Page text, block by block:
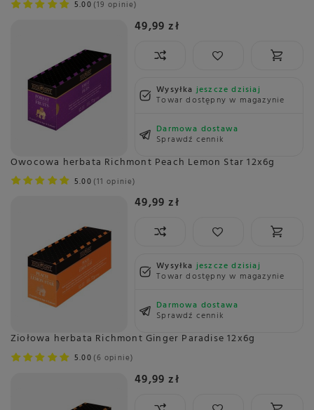
5.00 19 opinie
49,99 zł
Wysyłkajeszcze dzisiaj
Towar dostępny w magazynie
Darmowa dostawa
Sprawdź cennik
Owocowa herbata Richmont Peach Lemon Star 12x6g
5.00 11 opinie
49,99 zł
Wysyłkajeszcze dzisiaj
Towar dostępny w magazynie
Darmowa dostawa
Sprawdź cennik
Ziołowa herbata Richmont Ginger Paradise 12x6g
5.00 6 opinie
49,99 zł